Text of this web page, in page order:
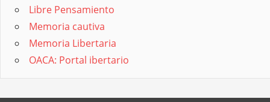
Libre Pensamiento
Memoria cautiva
Memoria Libertaria
OACA: Portal ibertario